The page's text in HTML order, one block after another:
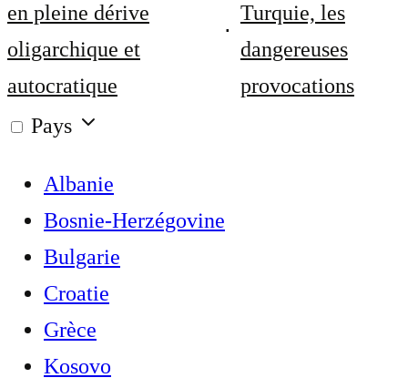
en pleine dérive
oligarchique et
autocratique
Turquie, les
dangereuses
provocations
Pays
Albanie
Bosnie-Herzégovine
Bulgarie
Croatie
Grèce
Kosovo